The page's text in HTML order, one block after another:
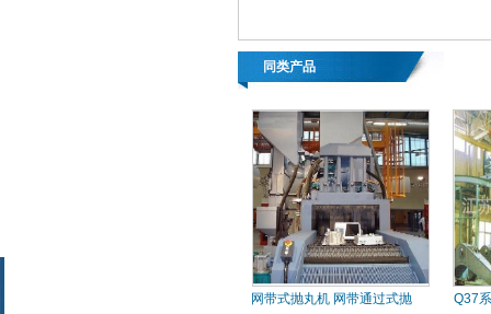
同类产品
网带式抛丸机 网带通过式抛
Q37